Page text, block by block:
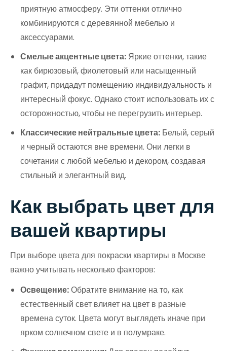
приятную атмосферу. Эти оттенки отлично
комбинируются с деревянной мебелью и
аксессуарами.
Смелые акцентные цвета: Яркие оттенки, такие
как бирюзовый, фиолетовый или насыщенный
графит, придадут помещению индивидуальность и
интересный фокус. Однако стоит использовать их с
осторожностью, чтобы не перегрузить интерьер.
Классические нейтральные цвета: Белый, серый
и черный остаются вне времени. Они легки в
сочетании с любой мебелью и декором, создавая
стильный и элегантный вид.
Как выбрать цвет для
вашей квартиры
При выборе цвета для покраски квартиры в Москве
важно учитывать несколько факторов:
Освещение:Обратите внимание на то, как
естественный свет влияет на цвет в разные
времена суток. Цвета могут выглядеть иначе при
ярком солнечном свете и в полумраке.